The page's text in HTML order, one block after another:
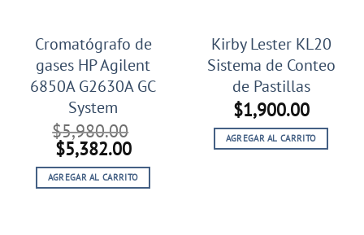
Cromatógrafo de
gases HP Agilent
6850A G2630A GC
System
$5,980.00
El
precio
original
$5,382.00El
precio
actual
AGREGAR AL CARRITO
Kirby Lester KL20
Sistema de Conteo
de Pastillas
$1,900.00
AGREGAR AL CARRITO